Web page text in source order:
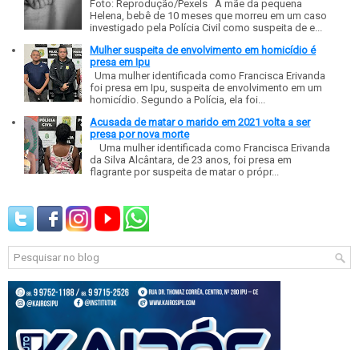
Foto: Reprodução/Pexels A mãe da pequena
Helena, bebê de 10 meses que morreu em um caso
investigado pela Polícia Civil como suspeita de e...
Mulher suspeita de envolvimento em homicídio é
presa em Ipu
Uma mulher identificada como Francisca Erivanda
foi presa em Ipu, suspeita de envolvimento em um
homicídio. Segundo a Polícia, ela foi...
Acusada de matar o marido em 2021 volta a ser
presa por nova morte
Uma mulher identificada como Francisca Erivanda
da Silva Alcântara, de 23 anos, foi presa em
flagrante por suspeita de matar o própr...